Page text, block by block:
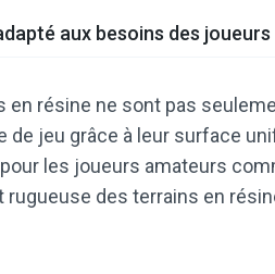
aux besoins des joueurs
en résine ne sont pas
de jeu grâce à leur surface
les joueurs amateurs
rugueuse des terrains en